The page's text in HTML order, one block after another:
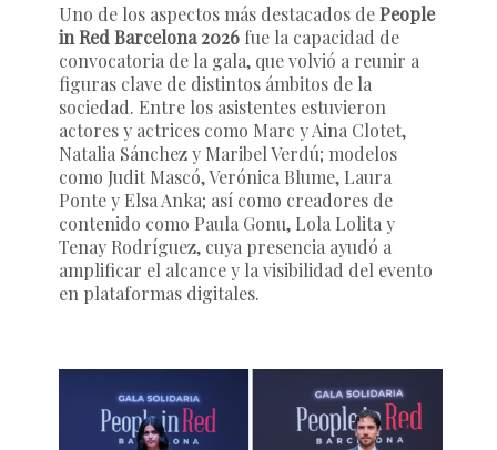
Uno de los aspectos más destacados dePeople
in Red Barcelona 2026 fue la capacidad de
convocatoria de la gala, que volvió a reunir a
figuras clave de distintos ámbitos de la
sociedad. Entre los asistentes estuvieron
actores y actrices como Marc y Aina Clotet,
Natalia Sánchez y Maribel Verdú; modelos
como Judit Mascó, Verónica Blume, Laura
Ponte y Elsa Anka; así como creadores de
contenido como Paula Gonu, Lola Lolita y
Tenay Rodríguez, cuya presencia ayudó a
amplificar el alcance y la visibilidad del evento
en plataformas digitales.